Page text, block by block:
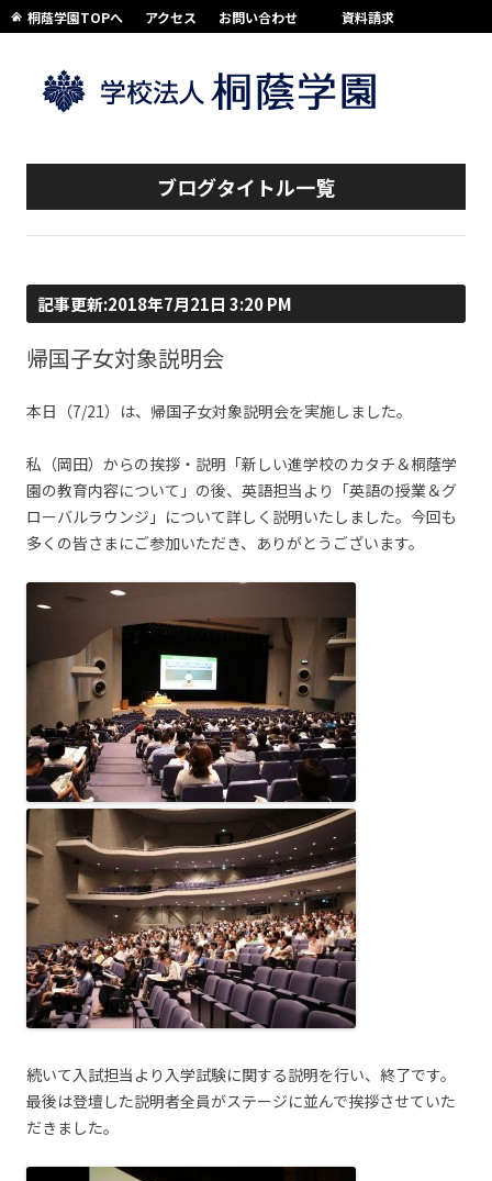
桐蔭学園TOPへ アクセス お問い合わせ 資料請求
ブログタイトル一覧
記事更新:2018年7月21日 3:20 PM
帰国子女対象説明会
本日（7/21）は、帰国子女対象説明会を実施しました。
私（岡田）からの挨拶・説明「新しい進学校のカタチ＆桐蔭学
園の教育内容について」の後、英語担当より「英語の授業＆グ
ローバルラウンジ」について詳しく説明いたしました。今回も
多くの皆さまにご参加いただき、ありがとうございます。
続いて入試担当より入学試験に関する説明を行い、終了です。
最後は登壇した説明者全員がステージに並んで挨拶させていた
だきました。